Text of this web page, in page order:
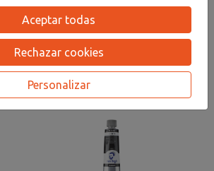
tiene descripción!
RELACIONADOS
Aceptar todas
Rechazar cookies
Personalizar